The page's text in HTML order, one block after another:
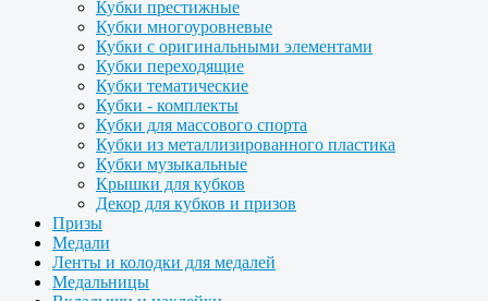
Кубки престижные
Кубки многоуровневые
Кубки с оригинальными элементами
Кубки переходящие
Кубки тематические
Кубки - комплекты
Кубки для массового спорта
Кубки из металлизированного пластика
Кубки музыкальные
Крышки для кубков
Декор для кубков и призов
Призы
Медали
Ленты и колодки для медалей
Медальницы